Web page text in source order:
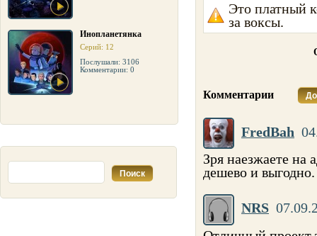
Инопланетянка
Серий: 12
Послушали: 3106
Комментарии: 0
Это платный
за воксы.
Комментарии
FredBah
Зря наезжаете на
дешево и выгодно.
NRS